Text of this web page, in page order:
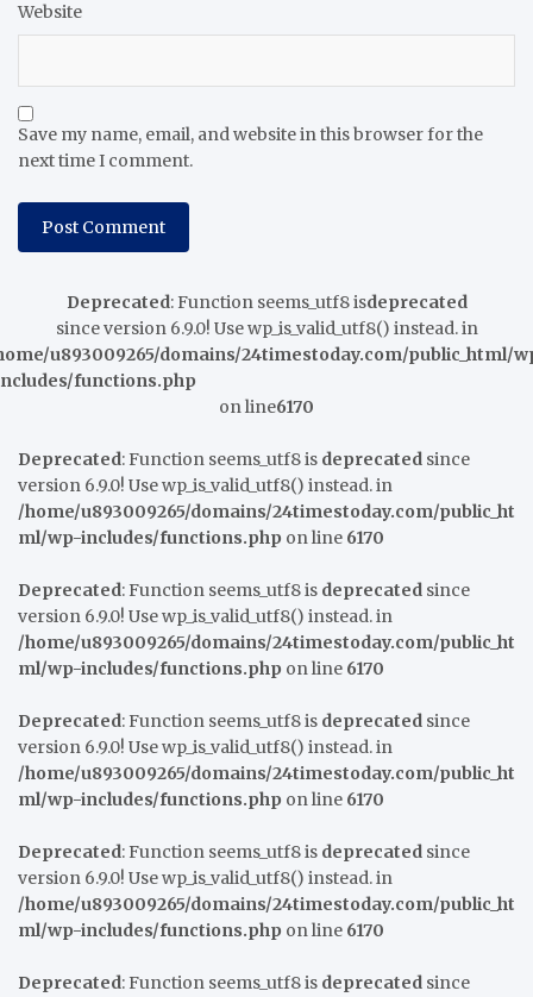
Website
Save my name, email, and website in this browser for the
next time I comment.
Deprecated: Function seems_utf8 isdeprecated
since version 6.9.0! Use wp_is_valid_utf8() instead. in
u893009265/domains/24timestoday.com/public_html/
functions.php
on line6170
Deprecated: Function seems_utf8 is deprecated since
version 6.9.0! Use wp_is_valid_utf8() instead. in
/home/u893009265/domains/24timestoday.com/public_ht
ml/wp-includes/functions.php on line 6170
Deprecated: Function seems_utf8 is deprecated since
version 6.9.0! Use wp_is_valid_utf8() instead. in
/home/u893009265/domains/24timestoday.com/public_ht
ml/wp-includes/functions.php on line 6170
Deprecated: Function seems_utf8 is deprecated since
version 6.9.0! Use wp_is_valid_utf8() instead. in
/home/u893009265/domains/24timestoday.com/public_ht
ml/wp-includes/functions.php on line 6170
Deprecated: Function seems_utf8 is deprecated since
version 6.9.0! Use wp_is_valid_utf8() instead. in
/home/u893009265/domains/24timestoday.com/public_ht
ml/wp-includes/functions.php on line 6170
Deprecated: Function seems_utf8 is deprecated since